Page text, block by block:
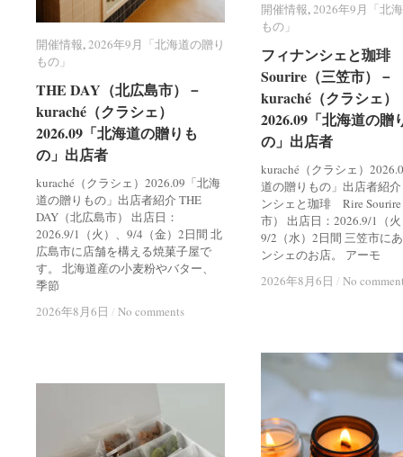
開催情報,2026年9月「北海道の贈り
もの」
THE DAY（北広島市）－
kuraché（クラシェ）
2026.09「北海道の贈りも
の」出店者
kuraché（クラシェ）2026.09「北海
道の贈りもの」出店者紹介 THE
DAY（北広島市） 出店日：
2026.9/1（火）、9/4（金）2日間 北
広島市に店舗を構える焼菓子屋で
す。 北海道産の小麦粉やバター、
季節
2026年8月6日 / No comments
開催情報 2026年9月「北海道の贈り
もの」
THE DAY（北広島市）－
kuraché（クラシェ）
2026.09「北海道の贈りも
の」出店者
2026年8月6日 / No comments
開催情報,2026年9月「北
もの」
フィナンシェと珈
Sourire（三笠市）－
kuraché（クラシェ）
2026.09「北海道の贈
の」出店者
kuraché（クラシェ）
道の贈りもの」出店者紹
ンシェと珈琲 Rire
市） 出店日：2026.9/1（
9/2（水）2日間 三笠市に
ンシェのお店。 アーモ
2026年8月6日 / No
開催情報 2026年9月「北
もの」
フィナンシェと珈
Sourire（三笠市）－
kuraché（クラシェ）
2026.09「北海道の贈
の」出店者
2026年8月6日 / No